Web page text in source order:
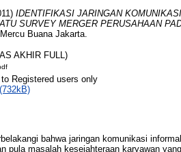
IDENTIFIKASI JARINGAN
SURVEY MERGER PERUSAHAAN
Buana Jakarta.
AKHIR FULL)
Registered users only
bahwa jaringan komunikasi
pula masalah kesejahteraan karyawan